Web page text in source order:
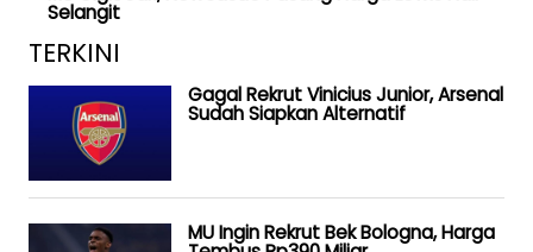
Selangit
TERKINI
Gagal Rekrut Vinicius Junior, Arsenal
Sudah Siapkan Alternatif
MU Ingin Rekrut Bek Bologna, Harga